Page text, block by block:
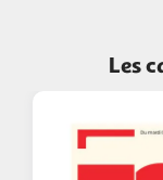
Les